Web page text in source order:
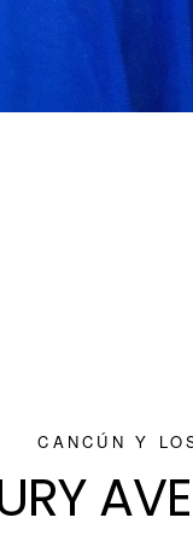
CANCÚN Y